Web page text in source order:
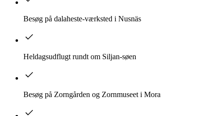
Besøg på dalaheste-værksted i Nusnäs
Heldagsudflugt rundt om Siljan-søen
Besøg på Zorngården og Zornmuseet i Mora